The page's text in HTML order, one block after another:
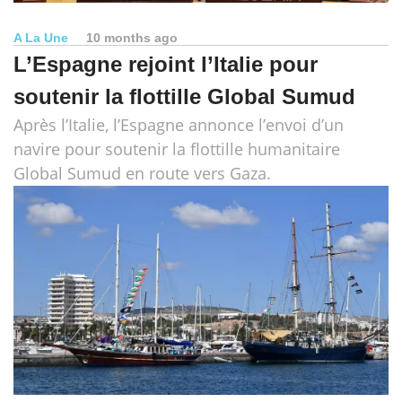
A La Une 10 months ago
L’Espagne rejoint l’Italie pour
soutenir la flottille Global Sumud
Après l’Italie, l’Espagne annonce l’envoi d’un
navire pour soutenir la flottille humanitaire
Global Sumud en route vers Gaza.